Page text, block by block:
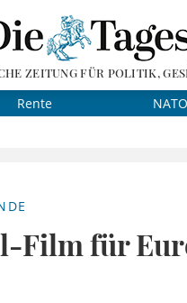
ZEITUNG FÜR POLITIK,
Rente NATO
Film für